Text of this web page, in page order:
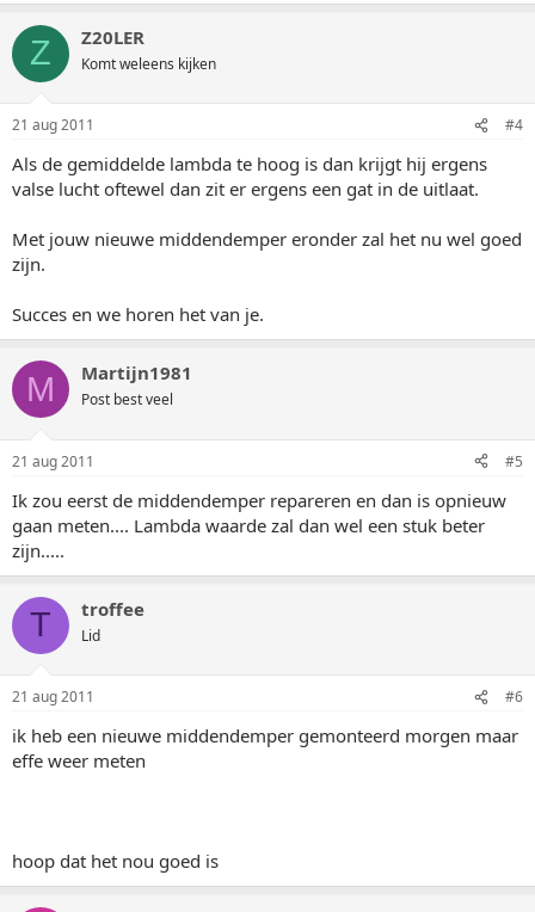
Z Z20LER
Komt weleens kijken
21 aug 2011 #4
Als de gemiddelde lambda te hoog is dan krijgt hij ergens
valse lucht oftewel dan zit er ergens een gat in de uitlaat.
Met jouw nieuwe middendemper eronder zal het nu wel goed
zijn.
Succes en we horen het van je.
M Martijn1981
Post best veel
21 aug 2011 #5
Ik zou eerst de middendemper repareren en dan is opnieuw
gaan meten.... Lambda waarde zal dan wel een stuk beter
zijn.....
T troffee
Lid
21 aug 2011 #6
ik heb een nieuwe middendemper gemonteerd morgen maar
effe weer meten
hoop dat het nou goed is